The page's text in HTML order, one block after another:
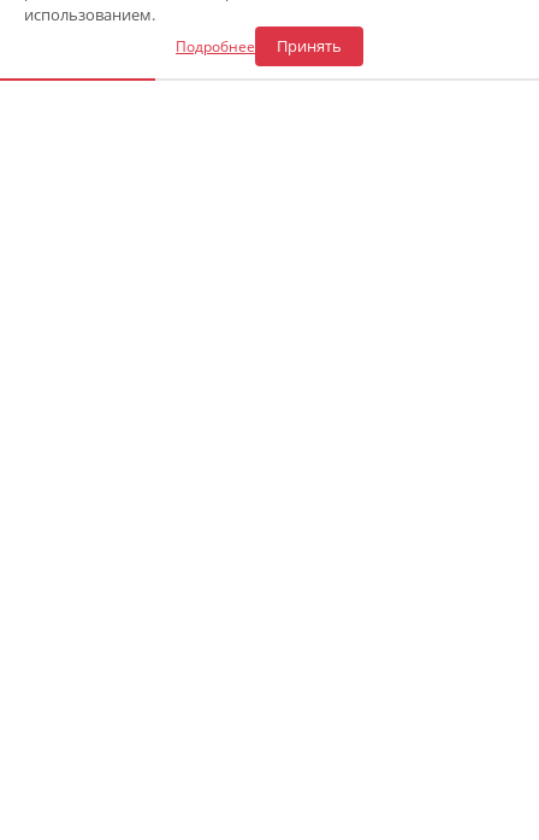
Режим работы 09:00 - 18:00 (Пн.-Сб.)
info@mirgbo.ru
использованием.
Подробнее Принять
Откликнуться на вакансию